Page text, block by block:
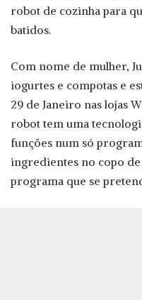
robot de cozinha para
batidos.
Com nome de mulher,
iogurtes e compotas e
29 de Janeiro nas lojas
robot tem uma
funções num só
ingredientes no copo
programa que se